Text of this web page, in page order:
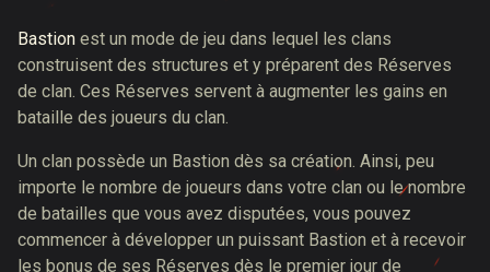
Bastion est un mode de jeu dans lequel les clans
construisent des structures et y préparent des Réserves
de clan. Ces Réserves servent à augmenter les gains en
bataille des joueurs du clan.
Un clan possède un Bastion dès sa création. Ainsi, peu
importe le nombre de joueurs dans votre clan ou le nombre
de batailles que vous avez disputées, vous pouvez
commencer à développer un puissant Bastion et à recevoir
les bonus de ses Réserves dès le premier jour de